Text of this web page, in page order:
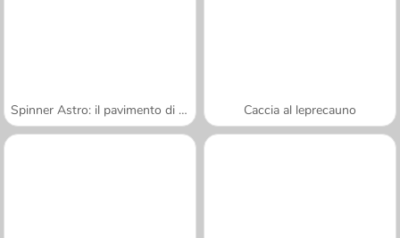
Spinner Astro: il pavimento di lava Caccia al leprecauno